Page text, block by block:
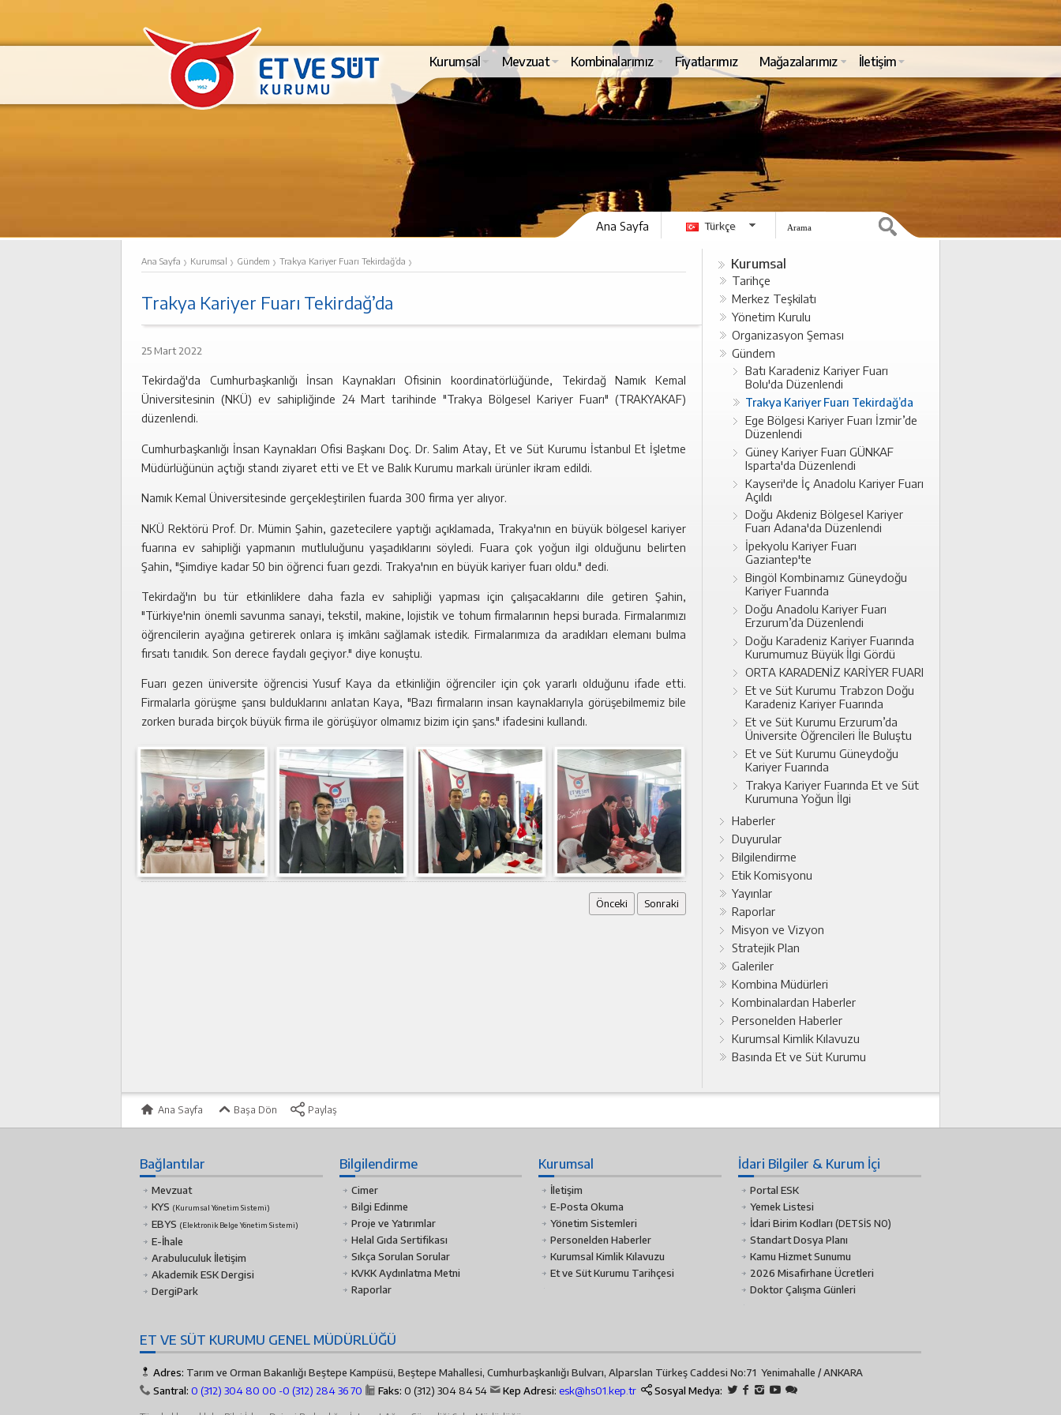
Kurumsal Mevzuat Kombinalarımız Fiyatlarımız Mağazalarımız İletişim
Ana Sayfa
Türkçe
Ana Sayfa › Kurumsal › Gündem › Trakya Kariyer Fuarı Tekirdağ’da ›
Trakya Kariyer Fuarı Tekirdağ’da
25 Mart 2022
Tekirdağ'da Cumhurbaşkanlığı İnsan Kaynakları Ofisinin koordinatörlüğünde, Tekirdağ Namık Kemal
Üniversitesinin (NKÜ) ev sahipliğinde 24 Mart tarihinde "Trakya Bölgesel Kariyer Fuarı" (TRAKYAKAF)
düzenlendi.
Cumhurbaşkanlığı İnsan Kaynakları Ofisi Başkanı Doç. Dr. Salim Atay, Et ve Süt Kurumu İstanbul Et İşletme
Müdürlüğünün açtığı standı ziyaret etti ve Et ve Balık Kurumu markalı ürünler ikram edildi.
Namık Kemal Üniversitesinde gerçekleştirilen fuarda 300 firma yer alıyor.
NKÜ Rektörü Prof. Dr. Mümin Şahin, gazetecilere yaptığı açıklamada, Trakya'nın en büyük bölgesel kariyer
fuarına ev sahipliği yapmanın mutluluğunu yaşadıklarını söyledi. Fuara çok yoğun ilgi olduğunu belirten
Şahin, "Şimdiye kadar 50 bin öğrenci fuarı gezdi. Trakya'nın en büyük kariyer fuarı oldu." dedi.
Tekirdağ'ın bu tür etkinliklere daha fazla ev sahipliği yapması için çalışacaklarını dile getiren Şahin,
"Türkiye'nin önemli savunma sanayi, tekstil, makine, lojistik ve tohum firmalarının hepsi burada. Firmalarımızı
öğrencilerin ayağına getirerek onlara iş imkânı sağlamak istedik. Firmalarımıza da aradıkları elemanı bulma
fırsatı tanıdık. Son derece faydalı geçiyor." diye konuştu.
Fuarı gezen üniversite öğrencisi Yusuf Kaya da etkinliğin öğrenciler için çok yararlı olduğunu ifade etti.
Firmalarla görüşme şansı bulduklarını anlatan Kaya, "Bazı firmaların insan kaynaklarıyla görüşebilmemiz bile
zorken burada birçok büyük firma ile görüşüyor olmamız bizim için şans." ifadesini kullandı.
Önceki Sonraki
Ana Sayfa Başa Dön Paylaş
Kurumsal
Tarihçe
Merkez Teşkilatı
Yönetim Kurulu
Organizasyon Şeması
Gündem
Batı Karadeniz Kariyer Fuarı
Bolu'da Düzenlendi
Trakya Kariyer Fuarı Tekirdağ’da
Ege Bölgesi Kariyer Fuarı İzmir’de
Düzenlendi
Güney Kariyer Fuarı GÜNKAF
Isparta'da Düzenlendi
Kayseri'de İç Anadolu Kariyer Fuarı
Açıldı
Doğu Akdeniz Bölgesel Kariyer
Fuarı Adana'da Düzenlendi
İpekyolu Kariyer Fuarı
Gaziantep'te
Bingöl Kombinamız Güneydoğu
Kariyer Fuarında
Doğu Anadolu Kariyer Fuarı
Erzurum’da Düzenlendi
Doğu Karadeniz Kariyer Fuarında
Kurumumuz Büyük İlgi Gördü
ORTA KARADENİZ KARİYER FUARI
Et ve Süt Kurumu Trabzon Doğu
Karadeniz Kariyer Fuarında
Et ve Süt Kurumu Erzurum’da
Üniversite Öğrencileri İle Buluştu
Et ve Süt Kurumu Güneydoğu
Kariyer Fuarında
Trakya Kariyer Fuarında Et ve Süt
Kurumuna Yoğun İlgi
Haberler
Duyurular
Bilgilendirme
Etik Komisyonu
Yayınlar
Raporlar
Misyon ve Vizyon
Stratejik Plan
Galeriler
Kombina Müdürleri
Kombinalardan Haberler
Personelden Haberler
Kurumsal Kimlik Kılavuzu
Basında Et ve Süt Kurumu
Bağlantılar
Mevzuat
KYS (Kurumsal Yönetim Sistemi)
EBYS (Elektronik Belge Yönetim Sistemi)
E-İhale
Arabuluculuk İletişim
Akademik ESK Dergisi
DergiPark
Bilgilendirme
Cimer
Bilgi Edinme
Proje ve Yatırımlar
Helal Gıda Sertifikası
Sıkça Sorulan Sorular
KVKK Aydınlatma Metni
Raporlar
Kurumsal
İletişim
E-Posta Okuma
Yönetim Sistemleri
Personelden Haberler
Kurumsal Kimlik Kılavuzu
Et ve Süt Kurumu Tarihçesi
İdari Bilgiler & Kurum İçi
Portal ESK
Yemek Listesi
İdari Birim Kodları (DETSİS NO)
Standart Dosya Planı
Kamu Hizmet Sunumu
2026 Misafirhane Ücretleri
Doktor Çalışma Günleri
ET VE SÜT KURUMU GENEL MÜDÜRLÜĞÜ
Adres: Tarım ve Orman Bakanlığı Beştepe Kampüsü, Beştepe Mahallesi, Cumhurbaşkanlığı Bulvarı, Alparslan Türkeş Caddesi No:71 Yenimahalle / ANKARA
Santral: 0 (312) 304 80 00 -0 (312) 284 36 70 Faks: 0 (312) 304 84 54 Kep Adresi: esk@hs01.kep.tr Sosyal Medya: